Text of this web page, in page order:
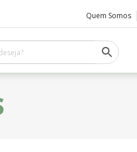
Quem Somos